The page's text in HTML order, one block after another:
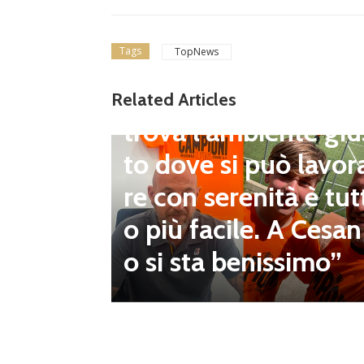
Tags TopNews
Related Articles
Cesano, il DS del sett
ore giovanile Giorgio
Maggese: “Quando si
trova l’ambiente
to dove si può
re con serenità è
o più facile. A Cesan
o si sta benissimo”